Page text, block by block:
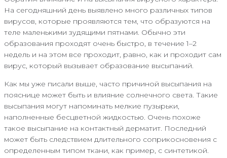
На сегодняшний день выявлено много различных типов
вирусов, которые проявляются тем, что образуются на
теле маленькими зудящими пятнами. Обычно эти
образования проходят очень быстро, в течение 1–2
недель и на этом все проходит, равно, как и проходит сам
вирус, который вызывает образование высыпаний.
Как мы уже писали выше, часто причиной высыпания на
пояснице может быть и влияние солнечного света. Такие
высыпания могут напоминать мелкие пузырьки,
наполненные бесцветной жидкостью. Очень похоже
такое высыпание на контактный дерматит. Последний
может быть следствием длительного соприкосновения с
определенным типом ткани, как пример, с синтетикой.